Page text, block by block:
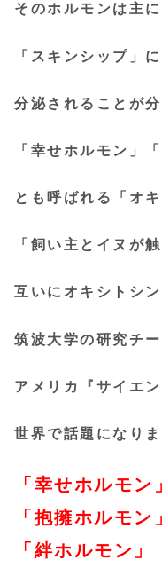
そのホルモンは主に
「スキンシップ」
分泌されることが
「幸せホルモン」
とも呼ばれる「オ
「飼い主とイヌが
互いにオキシトシ
筑波大学の研究チ
アメリカ『サイエ
世界で話題になり
「幸せホルモ
「抱擁ホルモ
「絆ホルモン